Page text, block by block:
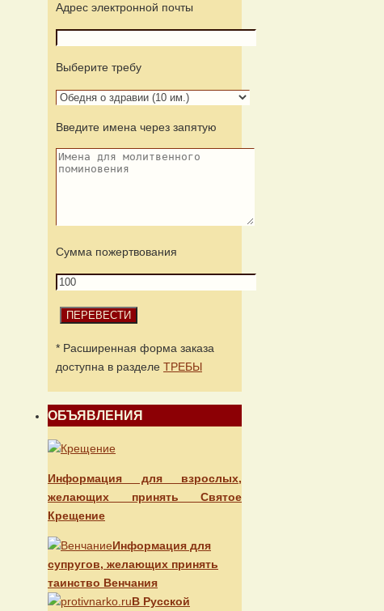
Адрес электронной почты
Выберите требу
Введите имена через запятую
Сумма пожертвования
* Расширенная форма заказа
доступна в разделе ТРЕБЫ
ОБЪЯВЛЕНИЯ
Информация для взрослых,
желающих принять Святое
Крещение
Информация для
супругов, желающих принять
таинство Венчания
В Русской